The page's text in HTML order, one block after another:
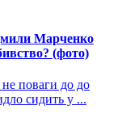
Марченко
(фото)
не поваги до до
сидить у ...